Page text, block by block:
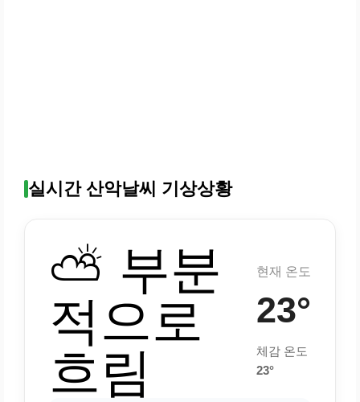
실시간 산악날씨 기상상황
⛅ 부분
적으로
흐림
현재 온도
23°
체감 온도
23°